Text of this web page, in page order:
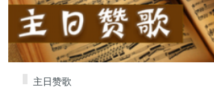
主日赞歌